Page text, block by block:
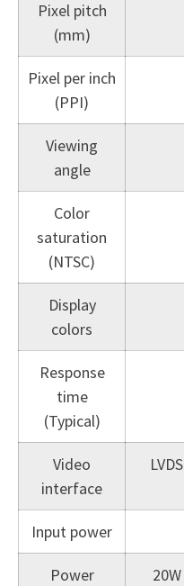
Pixel pitch
(mm)
Pixel per inch
(PPI)
Viewing
angle
Color
saturation
(NTSC)
Display
colors
Response
time
(Typical)
Video
interface
LVDS
Input power
Power
20W